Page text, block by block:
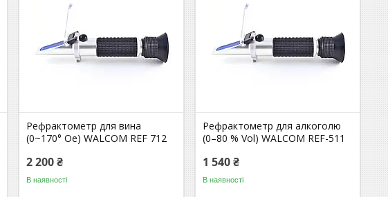
Рефрактометр для вина
(0~170° Oe) WALCOM REF 712
2 200 ₴
В наявності
Рефрактометр для алкоголю
(0–80 % Vol) WALCOM REF-511
1 540 ₴
В наявності